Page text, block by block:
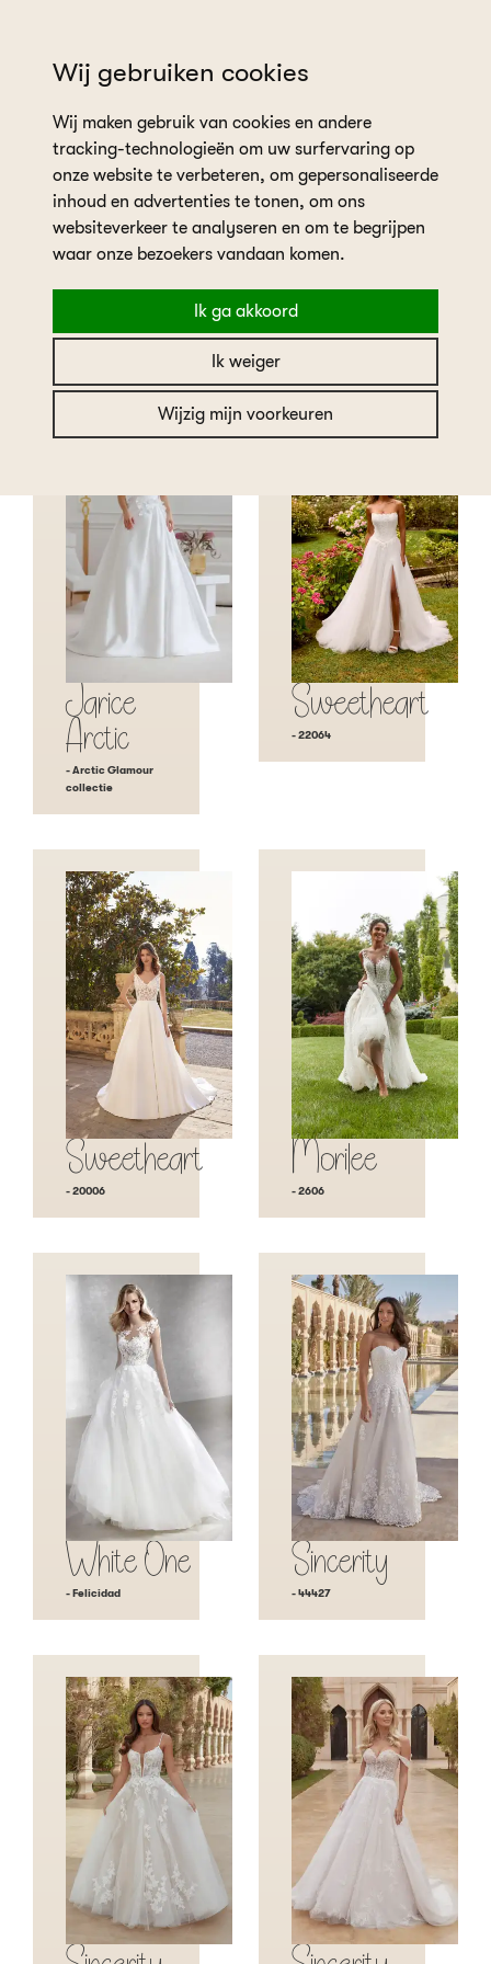
Wij gebruiken cookies
Wij maken gebruik van cookies en andere
tracking-technologieën om uw surfervaring op
onze website te verbeteren, om gepersonaliseerde
inhoud en advertenties te tonen, om ons
websiteverkeer te analyseren en om te begrijpen
waar onze bezoekers vandaan komen.
Ik ga akkoord
Ik weiger
Wijzig mijn voorkeuren
collectie
Jarice
Arctic
- Arctic Glamour
collectie
Sweetheart
- 22064
Sweetheart
- 20006
Morilee
- 2606
White One
- Felicidad
Sincerity
- 44427